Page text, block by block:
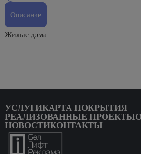
Описание
Жилые дома
УСЛУГИКАРТА ПОКРЫТИЯ
РЕАЛИЗОВАННЫЕ ПРОЕКТЫ
НОВОСТИКОНТАКТЫ